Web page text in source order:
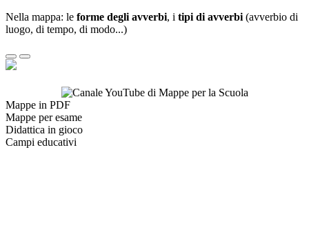
Nella mappa: le forme degli avverbi, i tipi di avverbi (avverbio di
luogo, di tempo, di modo...)
Mappe in PDF
Mappe per esame
Didattica in gioco
Campi educativi